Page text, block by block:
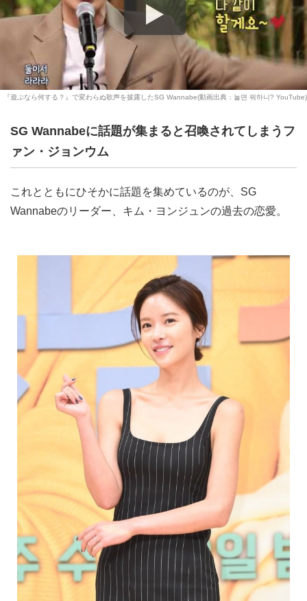
『遊ぶなら何する？』で変わらぬ歌声を披露したSG Wannabe(動画出典：놀면 뭐하니? YouTube)
SG Wannabeに話題が集まると召喚されてしまうフ
ァン・ジョンウム
これとともにひそかに話題を集めているのが、SG
Wannabeのリーダー、キム・ヨンジュンの過去の恋愛。